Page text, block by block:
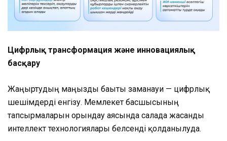
Цифрлық трансформация және инновациялық
басқару
Жаңғыртудың маңызды бағыты заманауи — цифрлық
шешімдерді енгізу. Мемлекет басшысының
тапсырмаларын орындау аясында салада жасанды
интеллект технологиялары белсенді қолданылуда.